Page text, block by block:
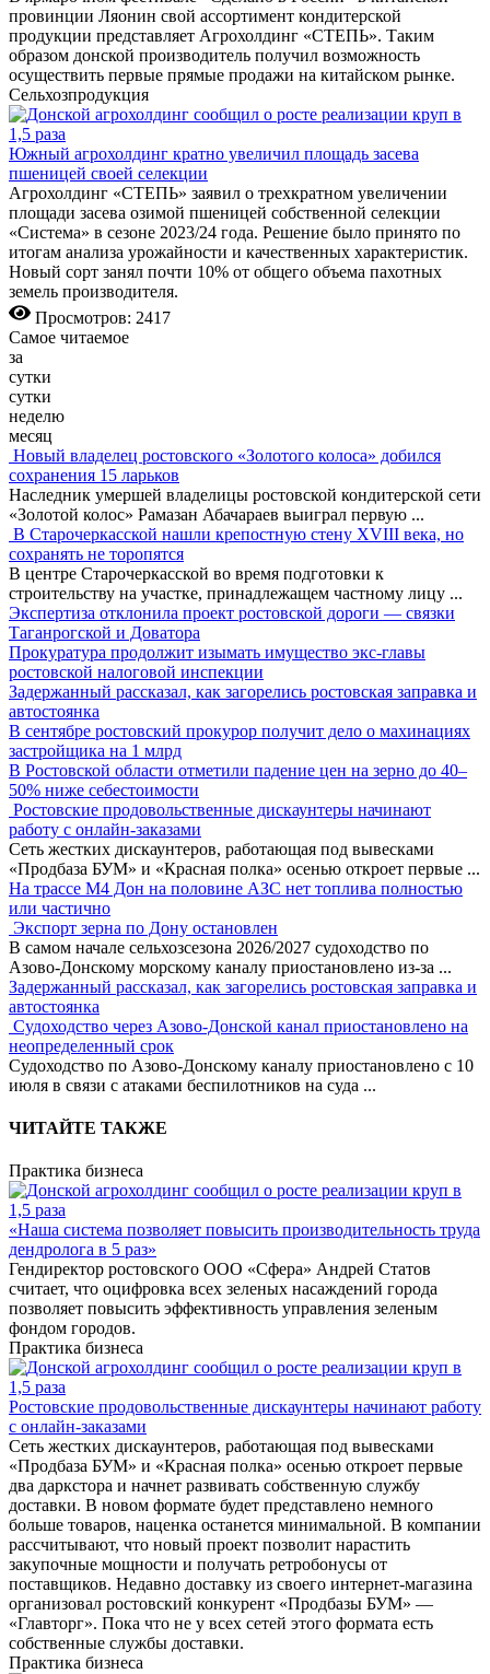
провинции Ляонин свой ассортимент кондитерской
продукции представляет Агрохолдинг «СТЕПЬ». Таким
образом донской производитель получил возможность
осуществить первые прямые продажи на китайском рынке.
Сельхозпродукция
Южный агрохолдинг кратно увеличил площадь засева
пшеницей своей селекции
Агрохолдинг «СТЕПЬ» заявил о трехкратном увеличении
площади засева озимой пшеницей собственной селекции
«Система» в сезоне 2023/24 года. Решение было принято по
итогам анализа урожайности и качественных характеристик.
Новый сорт занял почти 10% от общего объема пахотных
земель производителя.
Просмотров: 2417
Самое читаемое
за
сутки
сутки
неделю
месяц
Новый владелец ростовского «Золотого колоса» добился
сохранения 15 ларьков
Наследник умершей владелицы ростовской кондитерской сети
«Золотой колос» Рамазан Абачараев выиграл первую ...
В Старочеркасской нашли крепостную стену XVIII века, но
сохранять не торопятся
В центре Старочеркасской во время подготовки к
строительству на участке, принадлежащем частному лицу ...
Экспертиза отклонила проект ростовской дороги — связки
Таганрогской и Доватора
Прокуратура продолжит изымать имущество экс-главы
ростовской налоговой инспекции
Задержанный рассказал, как загорелись ростовская заправка и
автостоянка
В сентябре ростовский прокурор получит дело о махинациях
застройщика на 1 млрд
В Ростовской области отметили падение цен на зерно до 40–
50% ниже себестоимости
Ростовские продовольственные дискаунтеры начинают
работу с онлайн-заказами
Сеть жестких дискаунтеров, работающая под вывесками
«Продбаза БУМ» и «Красная полка» осенью откроет первые ...
На трассе М4 Дон на половине АЗС нет топлива полностью
или частично
Экспорт зерна по Дону остановлен
В самом начале сельхозсезона 2026/2027 судоходство по
Азово-Донскому морскому каналу приостановлено из-за ...
Задержанный рассказал, как загорелись ростовская заправка и
автостоянка
Судоходство через Азово-Донской канал приостановлено на
неопределенный срок
Судоходство по Азово-Донскому каналу приостановлено с 10
июля в связи с атаками беспилотников на суда ...
ЧИТАЙТЕ ТАКЖЕ
Практика бизнеса
«Наша система позволяет повысить производительность труда
дендролога в 5 раз»
Гендиректор ростовского ООО «Сфера» Андрей Статов
считает, что оцифровка всех зеленых насаждений города
позволяет повысить эффективность управления зеленым
фондом городов.
Практика бизнеса
Ростовские продовольственные дискаунтеры начинают работу
с онлайн-заказами
Сеть жестких дискаунтеров, работающая под вывесками
«Продбаза БУМ» и «Красная полка» осенью откроет первые
два даркстора и начнет развивать собственную службу
доставки. В новом формате будет представлено немного
больше товаров, наценка останется минимальной. В компании
рассчитывают, что новый проект позволит нарастить
закупочные мощности и получать ретробонусы от
поставщиков. Недавно доставку из своего интернет-магазина
организовал ростовский конкурент «Продбазы БУМ» —
«Главторг». Пока что не у всех сетей этого формата есть
собственные службы доставки.
Практика бизнеса